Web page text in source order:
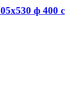
ф 400 с